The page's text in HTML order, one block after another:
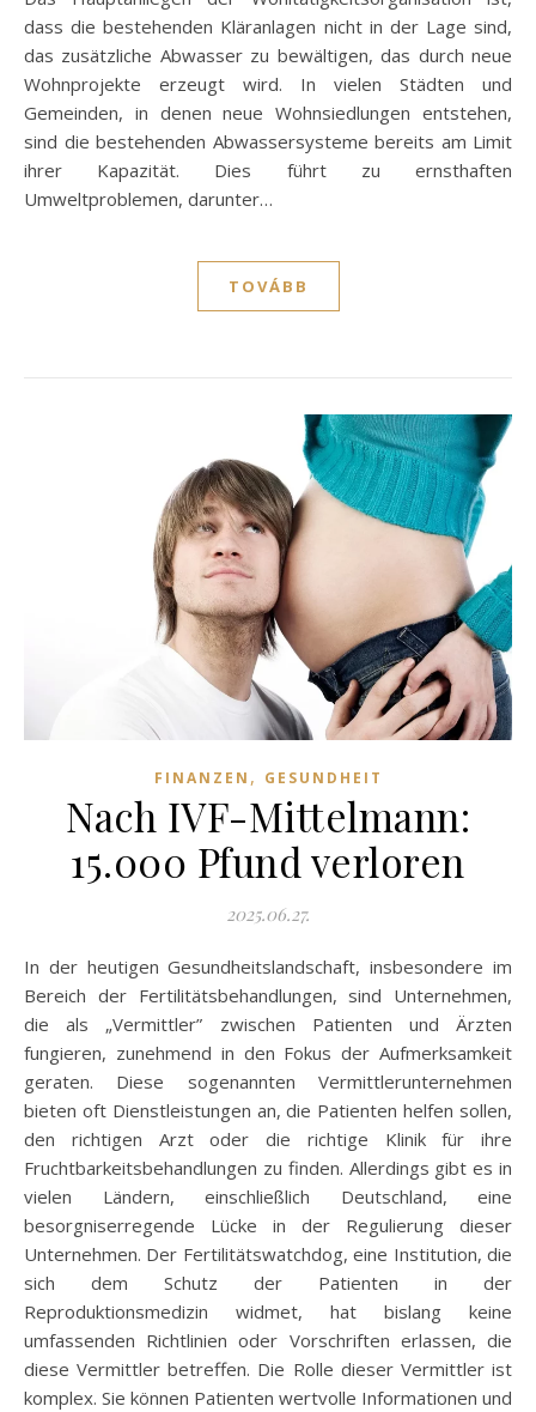
dass die bestehenden Kläranlagen nicht in der Lage sind,
das zusätzliche Abwasser zu bewältigen, das durch neue
Wohnprojekte erzeugt wird. In vielen Städten und
Gemeinden, in denen neue Wohnsiedlungen entstehen,
sind die bestehenden Abwassersysteme bereits am Limit
ihrer Kapazität. Dies führt zu ernsthaften
Umweltproblemen, darunter…
TOVÁBB
FINANZEN , GESUNDHEIT
Nach IVF-Mittelmann:
15.000 Pfund verloren
2025.06.27.
In der heutigen Gesundheitslandschaft, insbesondere im
Bereich der Fertilitätsbehandlungen, sind Unternehmen,
die als „Vermittler” zwischen Patienten und Ärzten
fungieren, zunehmend in den Fokus der Aufmerksamkeit
geraten. Diese sogenannten Vermittlerunternehmen
bieten oft Dienstleistungen an, die Patienten helfen sollen,
den richtigen Arzt oder die richtige Klinik für ihre
Fruchtbarkeitsbehandlungen zu finden. Allerdings gibt es in
vielen Ländern, einschließlich Deutschland, eine
besorgniserregende Lücke in der Regulierung dieser
Unternehmen. Der Fertilitätswatchdog, eine Institution, die
sich dem Schutz der Patienten in der
Reproduktionsmedizin widmet, hat bislang keine
umfassenden Richtlinien oder Vorschriften erlassen, die
diese Vermittler betreffen. Die Rolle dieser Vermittler ist
komplex. Sie können Patienten wertvolle Informationen und